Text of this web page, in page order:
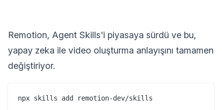
Remotion, Agent Skills'i piyasaya sürdü ve bu,
yapay zeka ile video oluşturma anlayışını tamamen
değiştiriyor.